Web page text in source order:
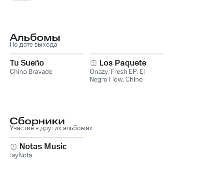
Альбомы
По дате выхода
Tu Sueño
Chino Bravado
Los Paquete
Onazy, Fresh EP, El
Negro Flow,Chino
Сборники
Участие в других альбомах
Notas Music
JayNota